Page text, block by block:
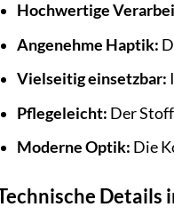
Hochwertige
Angenehme Haptik:
Vielseitig einsetzbar:
Pflegeleicht: Der
Moderne Optik: Die
Details